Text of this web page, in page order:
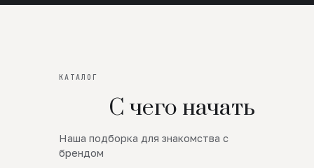
КАТАЛОГ
С чего начать
Наша подборка для знакомства с
брендом
Новинки
SALE